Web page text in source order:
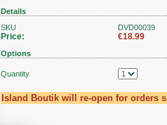
Details
SKU
DVD00039
Price: €18.99
Options
Quantity
Island Boutik will re-open for orders